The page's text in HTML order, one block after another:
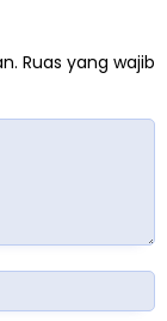
Ruas yang wajib